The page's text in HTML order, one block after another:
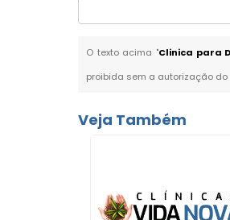
O texto acima "Clinica para
proibida sem a autorização do
Veja Também